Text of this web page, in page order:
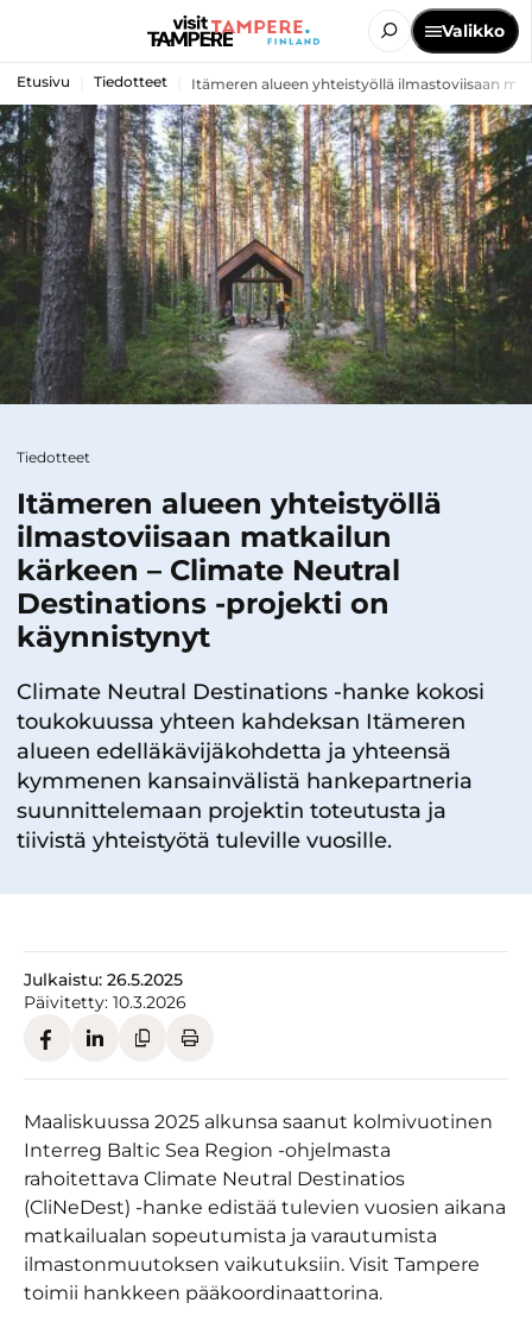
Valikko
Etusivu Tiedotteet Itämeren alueen yhteistyöllä ilmastoviisaan
Tiedotteet
Itämeren alueen yhteistyöllä
ilmastoviisaan matkailun
kärkeen – Climate Neutral
Destinations -projekti on
käynnistynyt
Climate Neutral Destinations -hanke kokosi
toukokuussa yhteen kahdeksan Itämeren
alueen edelläkävijäkohdetta ja yhteensä
kymmenen kansainvälistä hankepartneria
suunnittelemaan projektin toteutusta ja
tiivistä yhteistyötä tuleville vuosille.
Julkaistu: 26.5.2025
Päivitetty: 10.3.2026
Maaliskuussa 2025 alkunsa saanut kolmivuotinen
Interreg Baltic Sea Region -ohjelmasta
rahoitettava Climate Neutral Destinatios
(CliNeDest) -hanke edistää tulevien vuosien aikana
matkailualan sopeutumista ja varautumista
ilmastonmuutoksen vaikutuksiin. Visit Tampere
toimii hankkeen pääkoordinaattorina.